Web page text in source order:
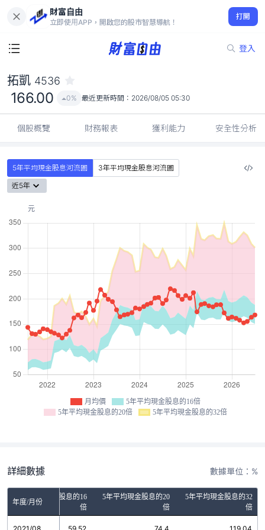
財富自由
立即使用APP，開啟您的股市智慧導航！
打開
登入
166.00
0%
拓凱 4536
166.00 0% 最近更新時間： 2026/08/05 05:30
個股概覽 財務報表 獲利能力 安全性分析
5年平均現金股息河流圖
3年平均現金股息河流圖
近5年
月均價
5年平均現金股息的16倍
5年平均現金股息的20倍
5年平均現金股息的32倍
詳細數據 數據單位：%
年度/月份
5年平均現金股息的16
倍
5年平均現金股息的20
倍
5年平均現金股息的32
倍